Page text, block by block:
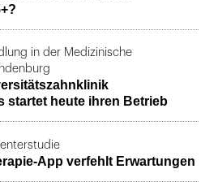
in der Medizinische
startet heute ihren Betrieb
App verfehlt Erwartungen